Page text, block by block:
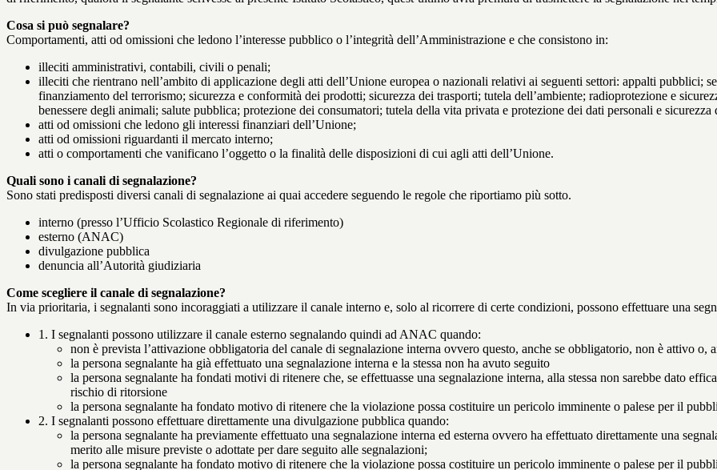
Cosa si può segnalare?
Comportamenti, atti od omissioni che ledono l’interesse pubblico o l’integrità dell’Amministrazione e che consistono in:
illeciti amministrativi, contabili, civili o penali;
illeciti che rientrano nell’ambito di applicazione degli atti dell’Unione europea o nazionali relativi ai seguenti settori: appalti pubblici;
finanziamento del terrorismo; sicurezza e conformità dei prodotti; sicurezza dei trasporti; tutela dell’ambiente; radioprotezione e
benessere degli animali; salute pubblica; protezione dei consumatori; tutela della vita privata e protezione dei dati personali e
atti od omissioni che ledono gli interessi finanziari dell’Unione;
atti od omissioni riguardanti il mercato interno;
atti o comportamenti che vanificano l’oggetto o la finalità delle disposizioni di cui agli atti dell’Unione.
Quali sono i canali di segnalazione?
Sono stati predisposti diversi canali di segnalazione ai quai accedere seguendo le regole che riportiamo più sotto.
interno (presso l’Ufficio Scolastico Regionale di riferimento)
esterno (ANAC)
divulgazione pubblica
denuncia all’Autorità giudiziaria
Come scegliere il canale di segnalazione?
In via prioritaria, i segnalanti sono incoraggiati a utilizzare il canale interno e, solo al ricorrere di certe condizioni, possono effettuare una
1. I segnalanti possono utilizzare il canale esterno segnalando quindi ad ANAC quando:
non è prevista l’attivazione obbligatoria del canale di segnalazione interna ovvero questo, anche se obbligatorio, non è attivo o,
la persona segnalante ha già effettuato una segnalazione interna e la stessa non ha avuto seguito
la persona segnalante ha fondati motivi di ritenere che, se effettuasse una segnalazione interna, alla stessa non sarebbe dato
rischio di ritorsione
la persona segnalante ha fondato motivo di ritenere che la violazione possa costituire un pericolo imminente o palese per il
2. I segnalanti possono effettuare direttamente una divulgazione pubblica quando:
la persona segnalante ha previamente effettuato una segnalazione interna ed esterna ovvero ha effettuato direttamente una
merito alle misure previste o adottate per dare seguito alle segnalazioni;
la persona segnalante ha fondato motivo di ritenere che la violazione possa costituire un pericolo imminente o palese per il